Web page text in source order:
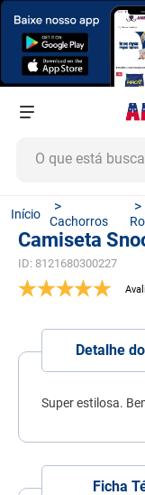
Cachorros
Camiseta
ID: 8121680300227
Detalhe
Super estilosa.
Ficha